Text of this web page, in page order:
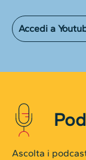
Accedi a
Ascolta i